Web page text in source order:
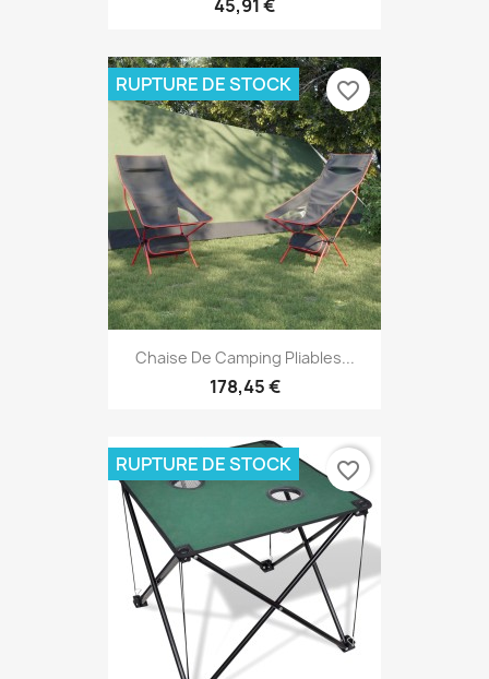
45,91 €
Chaise De Camping Pliables...
178,45 €
RUPTURE DE STOCK favorite_border
RUPTURE DE STOCK favorite_border